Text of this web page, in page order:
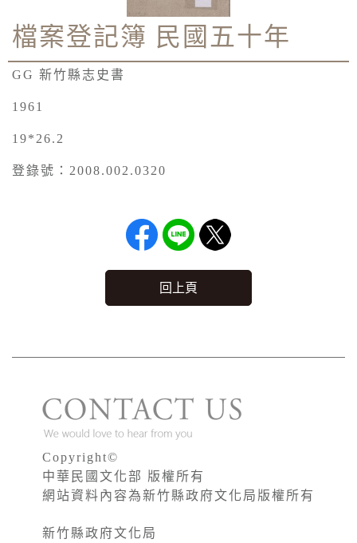
檔案登記簿 民國五十年
GG 新竹縣志史書
1961
19*26.2
登錄號：2008.002.0320
回上頁
Copyright©
中華民國文化部 版權所有
網站資料內容為新竹縣政府文化局版權所有
新竹縣政府文化局